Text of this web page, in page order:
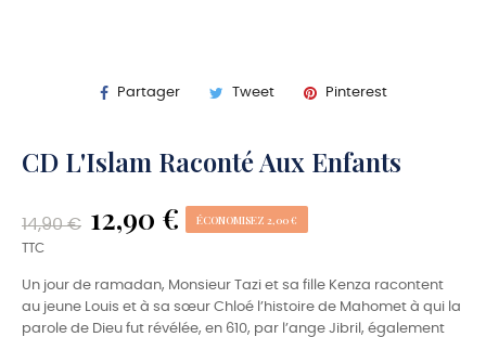
Partager Tweet Pinterest
CD L'Islam Raconté Aux Enfants
14,90 € 12,90 € ÉCONOMISEZ 2,00 €
TTC
Un jour de ramadan, Monsieur Tazi et sa fille Kenza racontent
au jeune Louis et à sa sœur Chloé l’histoire de Mahomet à qui la
parole de Dieu fut révélée, en 610, par l’ange Jibril, également